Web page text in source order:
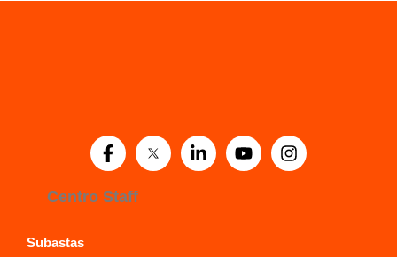
Centro Staff
Subastas